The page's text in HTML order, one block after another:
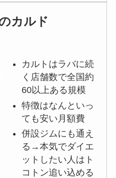
カルド
カルトはラバに続
く店舗数で全国約
60以上ある規模
特徴はなんといっ
ても安い月額費
併設ジムにも通え
る→本気でダイエ
ットしたい人はト
コトン追い込める